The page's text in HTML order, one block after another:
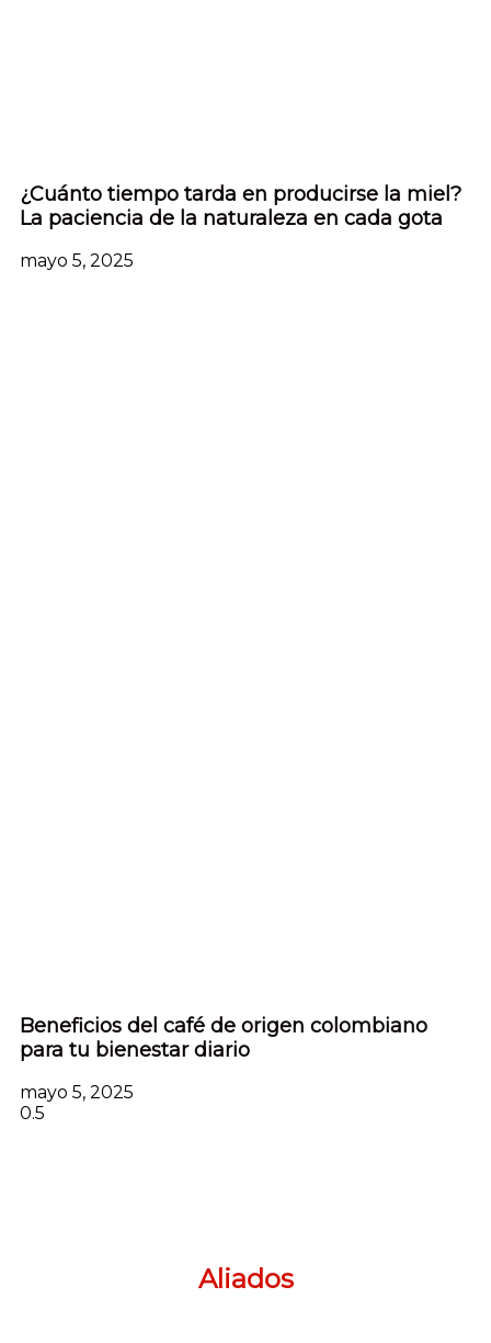
¿Cuánto tiempo tarda en producirse la miel?
La paciencia de la naturaleza en cada gota
mayo 5, 2025
Beneficios del café de origen colombiano
para tu bienestar diario
mayo 5, 2025
Aliados